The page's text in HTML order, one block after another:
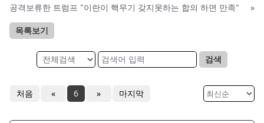
공격보류한 트럼프 "이란이 핵무기 갖지못하는 합의 하면 만족"
»
목록보기
검색
처음 « 6 » 마지막